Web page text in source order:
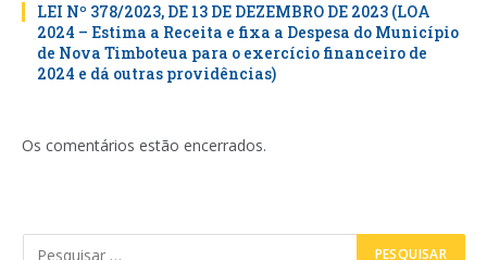
LEI Nº 378/2023, DE 13 DE DEZEMBRO DE 2023 (LOA
2024 – Estima a Receita e fixa a Despesa do Município
de Nova Timboteua para o exercício financeiro de
2024 e dá outras providências)
Os comentários estão encerrados.